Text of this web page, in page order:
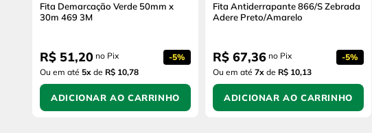
Fita Demarcação Verde 50mm x
30m 469 3M
R$ 51,20 no Pix -5%
Ou em até 5x de R$ 10,78
ADICIONAR AO CARRINHO
Fita Antiderrapante 866/S Zebrada
Adere Preto/Amarelo
R$ 67,36 no Pix -5%
Ou em até 7x de R$ 10,13
ADICIONAR AO CARRINHO